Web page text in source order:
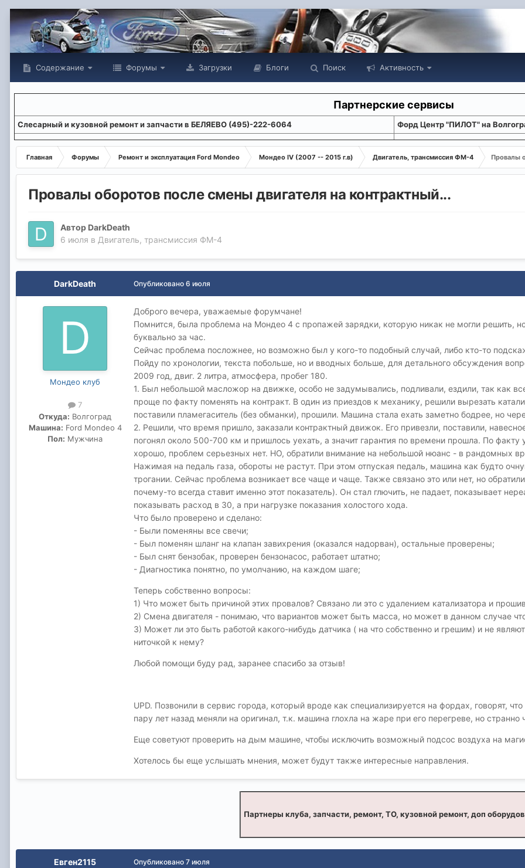
Содержание Форумы Загрузки Блоги Поиск Активность
Партнерские сервисы
Слесарный и кузовной ремонт и запчасти в БЕЛЯЕВО (495)-222-6064 Форд Центр "ПИЛОТ" на
Главная Форумы Ремонт и эксплуатация Ford Mondeo Мондео IV (2007 -- 2015 г.в) Двигатель, трансмиссия ФМ-4 Провалы
Провалы оборотов после смены двигателя на контрактный...
Автор DarkDeath
6 июля в Двигатель, трансмиссия ФМ-4
DarkDeath
Мондео клуб
7
Откуда: Волгоград
Машина: Ford Mondeo 4
Пол: Мужчина
Опубликовано 6 июля
Доброго вечера, уважаемые форумчане!
Помнится, была проблема на Мондео 4 с пропажей зарядки, которую никак не могли решить,
буквально за час.
Сейчас проблема посложнее, но возможно был у кого-то подобный случай, либо кто-то
Пойду по хронологии, текста побольше, но и вводных больше, для детального обсуждения
2009 год, двиг. 2 литра, атмосфера, пробег 180.
1. Был небольшой масложор на движке, особо не задумывались, подливали, ездили, так как
проще по факту поменять на контракт. В один из приездов к механику, решили вырезать
поставили пламегаситель (без обманки), прошили. Машина стала ехать заметно бодрее, но
2. Решили, что время пришло, заказали контрактный движок. Его привезли, поставили,
погонял около 500-700 км и пришлось уехать, а значит гарантия по времени прошла. По
хорошо, проблем серьезных нет. НО, обратили внимание на небольшой нюанс - в рандомных
Нажимая на педаль газа, обороты не растут. При этом отпуская педаль, машина как будто
трогании. Сейчас проблема возникает все чаще и чаще. Также связано это или нет, но
почему-то всегда ставит именно этот показатель). Он стал глючить, не падает, показывает
показывать расход в 30, а при нагрузке показания холостого хода.
Что было проверено и сделано:
- Были поменяны все свечи;
- Был поменян шланг на клапан завихрения (оказался надорван), остальные проверены;
- Был снят бензобак, проверен бензонасос, работает штатно;
- Диагностика понятно, по умолчанию, на каждом шаге;
Теперь собственно вопросы:
1) Что может быть причиной этих провалов? Связано ли это с удалением катализатора и
2) Смена двигателя - понимаю, что вариантов может быть масса, но может в данном случае
3) Может ли это быть работой какого-нибудь датчика ( на что собственно и грешим) и не
ниточкой к нему?
Любой помощи буду рад, заранее спасибо за отзыв!
UPD. Позвонили в сервис города, который вроде как специализируется на фордах, говорят,
пару лет назад меняли на оригинал, т.к. машина глохла на жаре при его перегреве, но
Еще советуют проверить на дым машине, чтобы исключить возможный подсос воздуха на
Хотелось бы еще услышать мнения, может будут также интересные направления.
Партнеры клуба, запчасти, ремонт, ТО, кузовной ремонт, доп
Евген2115 Опубликовано 7 июля